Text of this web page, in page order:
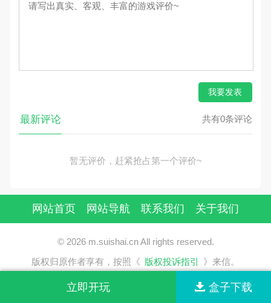
我要发表
最新评论 共有0条评论
暂无评价，赶紧抢占第一个评价~
网站首页 网站导航 联系我们 关于我们
© 2026 m.suishai.cn All rights reserved.
版权归原作者享有，按照《 版权投诉指引 》来信。
立即开玩 盒子下载